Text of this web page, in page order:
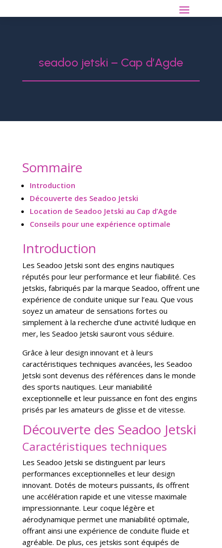
seadoo jetski – Cap d’Agde
Sommaire
Introduction
Découverte des Seadoo Jetski
Location de Seadoo Jetski au Cap d’Agde
Conseils pour une expérience optimale
Introduction
Les Seadoo Jetski sont des engins nautiques
réputés pour leur performance et leur fiabilité. Ces
jetskis, fabriqués par la marque Seadoo, offrent une
expérience de conduite unique sur l’eau. Que vous
soyez un amateur de sensations fortes ou
simplement à la recherche d’une activité ludique en
mer, les Seadoo Jetski sauront vous séduire.
Grâce à leur design innovant et à leurs
caractéristiques techniques avancées, les Seadoo
Jetski sont devenus des références dans le monde
des sports nautiques. Leur maniabilité
exceptionnelle et leur puissance en font des engins
prisés par les amateurs de glisse et de vitesse.
Découverte des Seadoo Jetski
Caractéristiques techniques
Les Seadoo Jetski se distinguent par leurs
performances exceptionnelles et leur design
innovant. Dotés de moteurs puissants, ils offrent
une accélération rapide et une vitesse maximale
impressionnante. Leur coque légère et
aérodynamique permet une maniabilité optimale,
offrant ainsi une expérience de conduite fluide et
agréable. De plus, ces jetskis sont équipés de